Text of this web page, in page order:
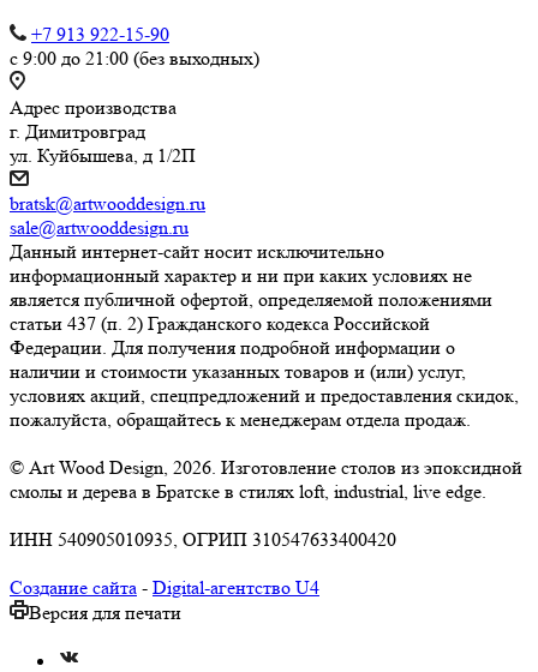
+7 913 922-15-90
с 9:00 до 21:00 (без выходных)
Адрес производства
г. Димитровград
ул. Куйбышева, д 1/2П
bratsk@artwooddesign.ru
sale@artwooddesign.ru
Данный интернет-сайт носит исключительно
информационный характер и ни при каких условиях не
является публичной офертой, определяемой положениями
статьи 437 (п. 2) Гражданского кодекса Российской
Федерации. Для получения подробной информации о
наличии и стоимости указанных товаров и (или) услуг,
условиях акций, спецпредложений и предоставления скидок,
пожалуйста, обращайтесь к менеджерам отдела продаж.
© Art Wood Design, 2026. Изготовление столов из эпоксидной
смолы и дерева в Братске в стилях loft, industrial, live edge.
ИНН 540905010935, ОГРИП 310547633400420
Создание сайта - Digital-агентство U4
Версия для печати